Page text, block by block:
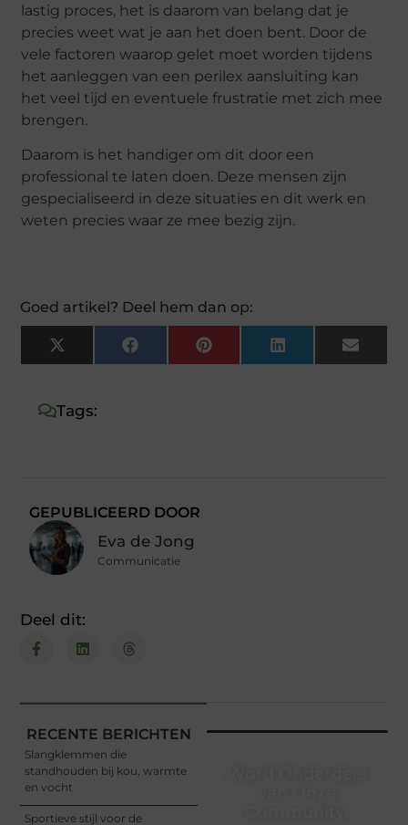
lastig proces, het is daarom van belang dat je
precies weet wat je aan het doen bent. Door de
vele factoren waarop gelet moet worden tijdens
het aanleggen van een perilex aansluiting kan
het veel tijd en eventuele frustratie met zich mee
brengen.
Daarom is het handiger om dit door een
professional te laten doen. Deze mensen zijn
gespecialiseerd in deze situaties en dit werk en
weten precies waar ze mee bezig zijn.
Goed artikel? Deel hem dan op:
X
(Twitter)
FacebookPinterestLinkedInEmail
Tags:
GEPUBLICEERD DOOR
Eva de Jong
Communicatie
Deel dit:
RECENTE BERICHTEN
Slangklemmen die
standhouden bij kou, warmte
en vocht
Sportieve stijl voor de